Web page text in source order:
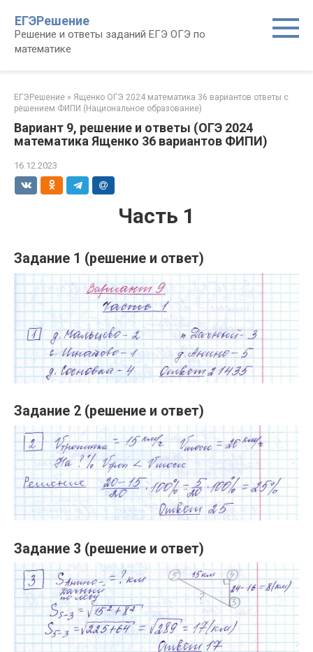
контенту
ЕГЭРешение
Решение и ответы заданий ЕГЭ ОГЭ по
математике
ЕГЭРешение » Ященко ОГЭ 2024 математика 36 вариантов ответы с
решением ФИПИ (Национальное образование)
Вариант 9, решение и ответы (ОГЭ 2024
математика Ященко 36 вариантов ФИПИ)
16.12.2023
Часть 1
Задание 1 (решение и ответ)
Задание 2 (решение и ответ)
Задание 3 (решение и ответ)